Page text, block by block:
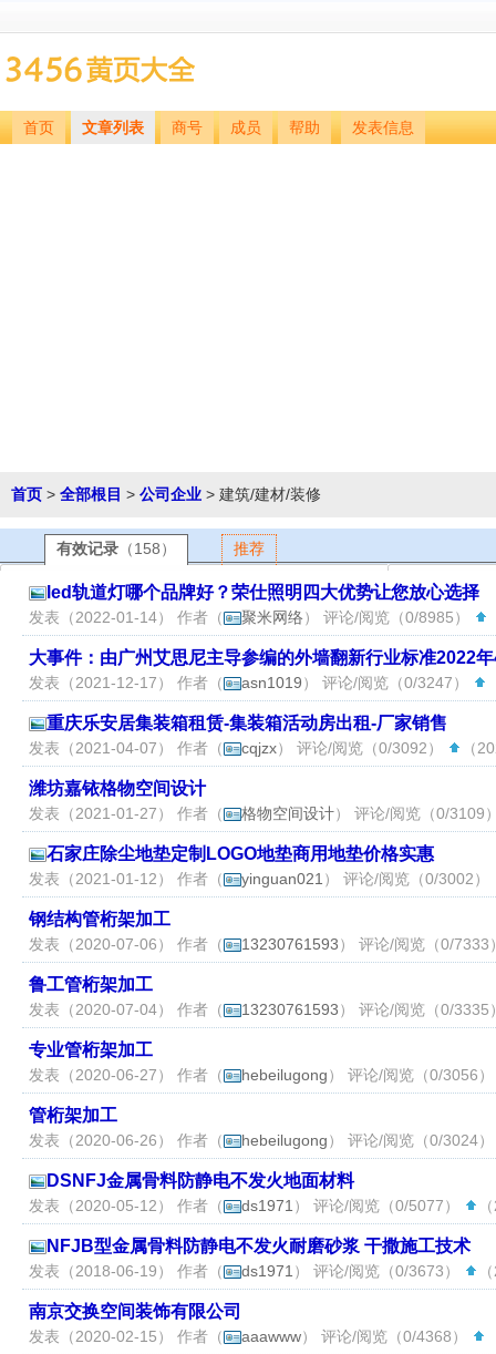
首页 文章列表 商号 成员 帮助 发表信息
首页 > 全部根目 > 公司企业 > 建筑/建材/装修
有效记录 （158） 推荐
led轨道灯哪个品牌好？荣仕照明四大优势让您放心选择
发表（2022-01-14） 作者（ 聚米网络） 评论/阅览（0/8985）
大事件：由广州艾思尼主导参编的外墙翻新行业标准2022
发表（2021-12-17） 作者（ asn1019） 评论/阅览（0/3247）
重庆乐安居集装箱租赁-集装箱活动房出租-厂家销售
发表（2021-04-07） 作者（ cqjzx） 评论/阅览（0/3092） （
潍坊嘉铱格物空间设计
发表（2021-01-27） 作者（ 格物空间设计） 评论/阅览（0/3109
石家庄除尘地垫定制LOGO地垫商用地垫价格实惠
发表（2021-01-12） 作者（ yinguan021 ） 评论/阅览（0/3002）
钢结构管桁架加工
发表（2020-07-06） 作者（ 13230761593） 评论/阅览（0/
鲁工管桁架加工
发表（2020-07-04） 作者（ 13230761593） 评论/阅览（0/
专业管桁架加工
发表（2020-06-27） 作者（ hebeilugong） 评论/阅览（0/3056
管桁架加工
发表（2020-06-26） 作者（ hebeilugong） 评论/阅览（0/3024
DSNFJ金属骨料防静电不发火地面材料
发表（2020-05-12） 作者（ ds1971 ） 评论/阅览（0/5077）
NFJB型金属骨料防静电不发火耐磨砂浆 干撒施工技术
发表（2018-06-19） 作者（ ds1971 ） 评论/阅览（0/3673）
南京交换空间装饰有限公司
发表（2020-02-15） 作者（ aaawww） 评论/阅览（0/4368）